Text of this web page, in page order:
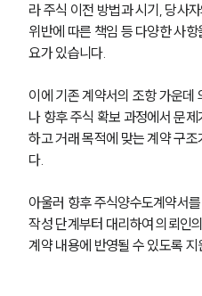
라 주식 이전 방법과 시기, 당사
위반에 따른 책임 등 다양한 사
요가 있습니다.
이에 기존 계약서의 조항 가운데
나 향후 주식 확보 과정에서 문
하고 거래 목적에 맞는 계약 구
다.
아울러 향후 주식양수도계약서
작성 단계부터 대리하여 의뢰인
계약 내용에 반영될 수 있도록